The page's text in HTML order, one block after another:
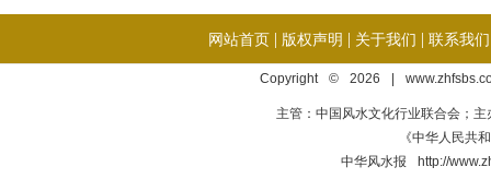
网站首页 | 版权声明 | 关于我们 | 联系我们
Copyright © 2026 |
主管：中国风水文化行业联合会；
《中华人民共
中华风水报 http://